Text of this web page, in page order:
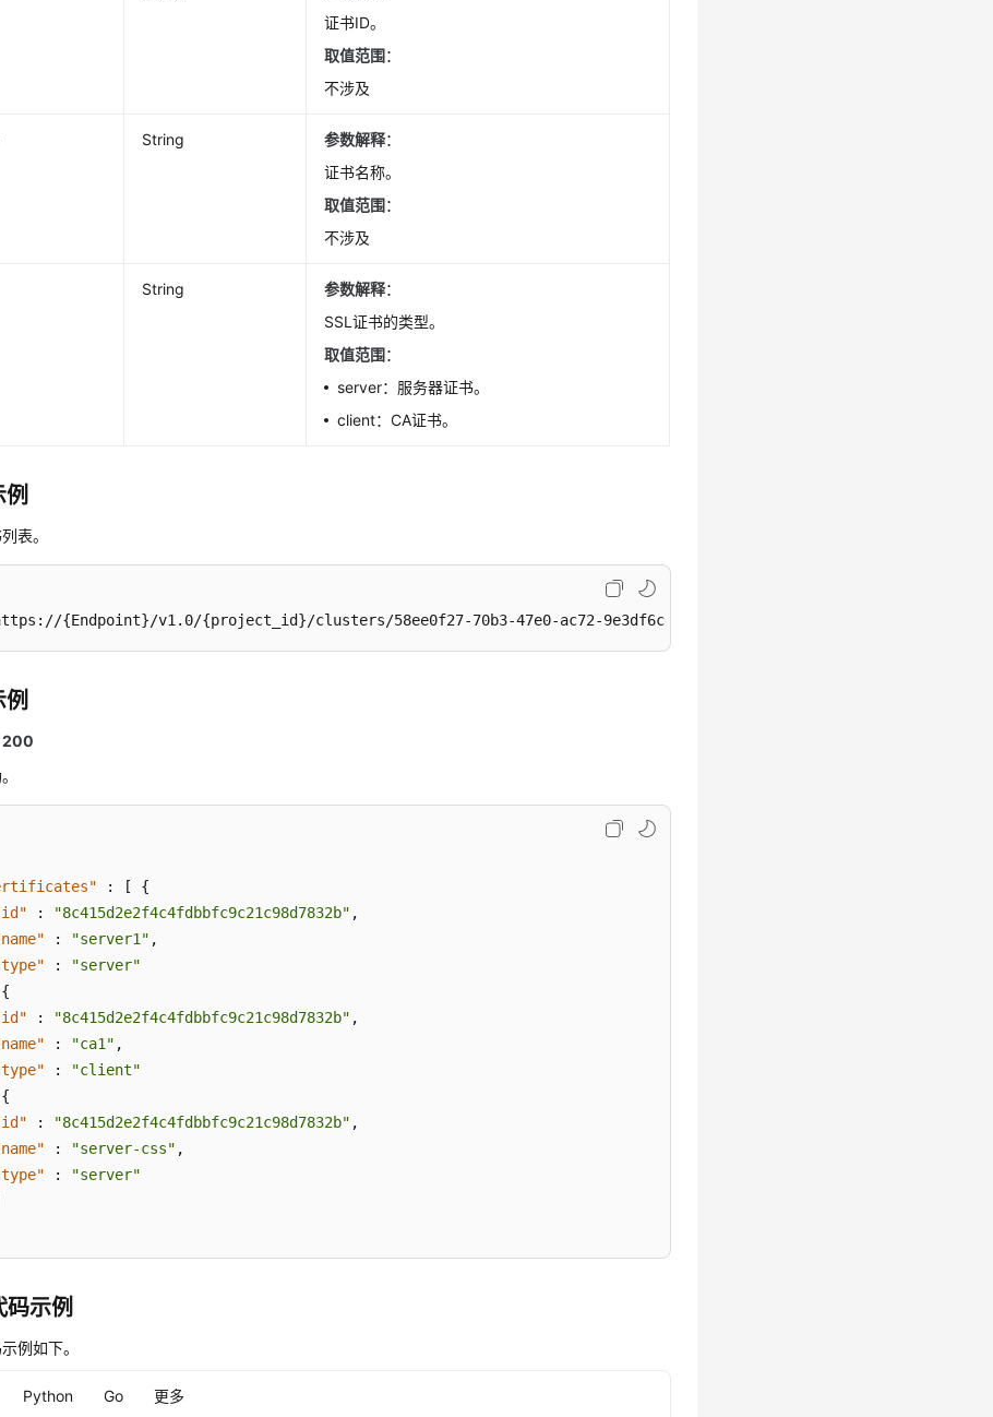
证书ID。
取值范围：
不涉及
String 参数解释：
证书名称。
取值范围：
不涉及
String 参数解释：
SSL证书的类型。
取值范围：
server：服务器证书。
client：CA证书。
表。
{Endpoint}/v1.0/{project_id}/clusters/58ee0f27-70b3-47e0-ac72-9e3df6cd15cd/elb/certificates
200
: [
{
: "8c415d2e2f4c4fdbbfc9c21c98d7832b" ,
: "server1" ,
:
"server"
{
: "8c415d2e2f4c4fdbbfc9c21c98d7832b" ,
: "ca1" ,
:
"client"
{
: "8c415d2e2f4c4fdbbfc9c21c98d7832b" ,
: "server-css" ,
:
"server"
码示例
例如下。
Python Go 更多